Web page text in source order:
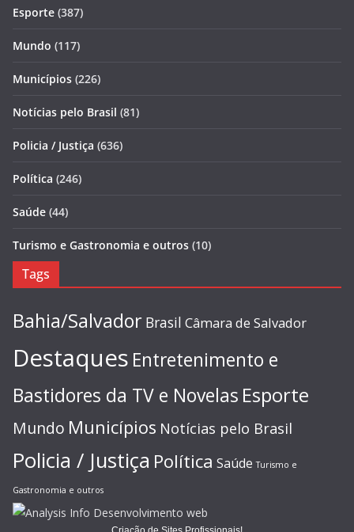
Esporte (387)
Mundo (117)
Municípios (226)
Notícias pelo Brasil (81)
Policia / Justiça (636)
Política (246)
Saúde (44)
Turismo e Gastronomia e outros (10)
Tags
Bahia/Salvador Brasil Câmara de Salvador
Destaques Entretenimento e
Bastidores da TV e Novelas Esporte
Mundo Municípios Notícias pelo Brasil
Policia / Justiça Política Saúde Turismo e
Gastronomia e outros